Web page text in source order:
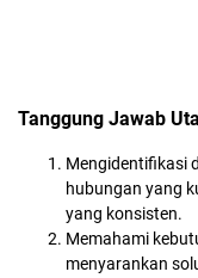
Tanggung Jawab
Mengidentifikasi
hubungan yang
yang konsisten.
Memahami
menyarankan